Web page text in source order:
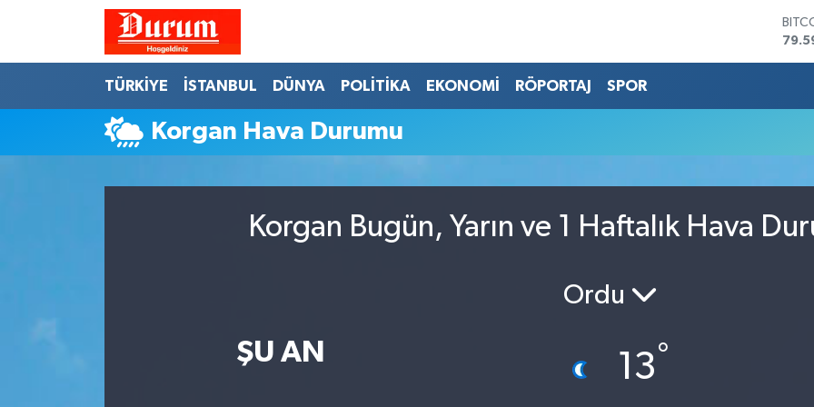
TÜRKİYE İSTANBUL DÜNYA POLİTİKA EKONOMİ RÖPORTAJ SPOR
Korgan Hava Durumu
Korgan Bugün, Yarın ve 1 Haftalık Hava
ŞU AN
Ordu
13°
Hava Durumu